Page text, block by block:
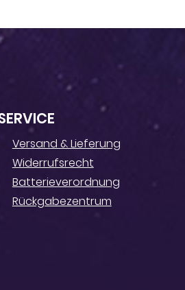
Versand & Lieferung
Widerrufsrecht
Batterieverordnung
Rückgabezentrum